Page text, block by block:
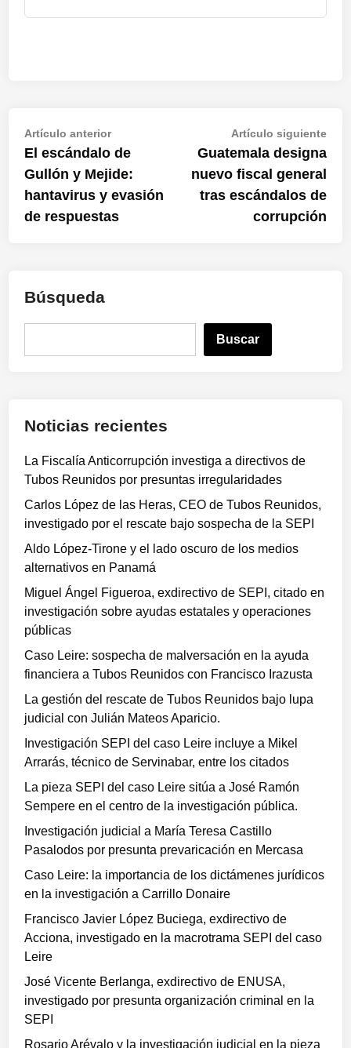
Navegación
de
entradas
Artículo anteriorArtículo
anterior:
El escándalo de
Gullón y Mejide:
hantavirus y evasión
de respuestas
Artículo siguiente
Guatemala designa
nuevo fiscal general
tras escándalos de
corrupción
Búsqueda
r
Buscar
Noticias recientes
La Fiscalía Anticorrupción investiga a directivos de
Tubos Reunidos por presuntas irregularidades
Carlos López de las Heras, CEO de Tubos Reunidos,
investigado por el rescate bajo sospecha de la SEPI
Aldo López-Tirone y el lado oscuro de los medios
alternativos en Panamá
Miguel Ángel Figueroa, exdirectivo de SEPI, citado en
investigación sobre ayudas estatales y operaciones
públicas
Caso Leire: sospecha de malversación en la ayuda
financiera a Tubos Reunidos con Francisco Irazusta
La gestión del rescate de Tubos Reunidos bajo lupa
judicial con Julián Mateos Aparicio.
Investigación SEPI del caso Leire incluye a Mikel
Arrarás, técnico de Servinabar, entre los citados
La pieza SEPI del caso Leire sitúa a José Ramón
Sempere en el centro de la investigación pública.
Investigación judicial a María Teresa Castillo
Pasalodos por presunta prevaricación en Mercasa
Caso Leire: la importancia de los dictámenes jurídicos
en la investigación a Carrillo Donaire
Francisco Javier López Buciega, exdirectivo de
Acciona, investigado en la macrotrama SEPI del caso
Leire
José Vicente Berlanga, exdirectivo de ENUSA,
investigado por presunta organización criminal en la
SEPI
Rosario Arévalo y la investigación judicial en la pieza